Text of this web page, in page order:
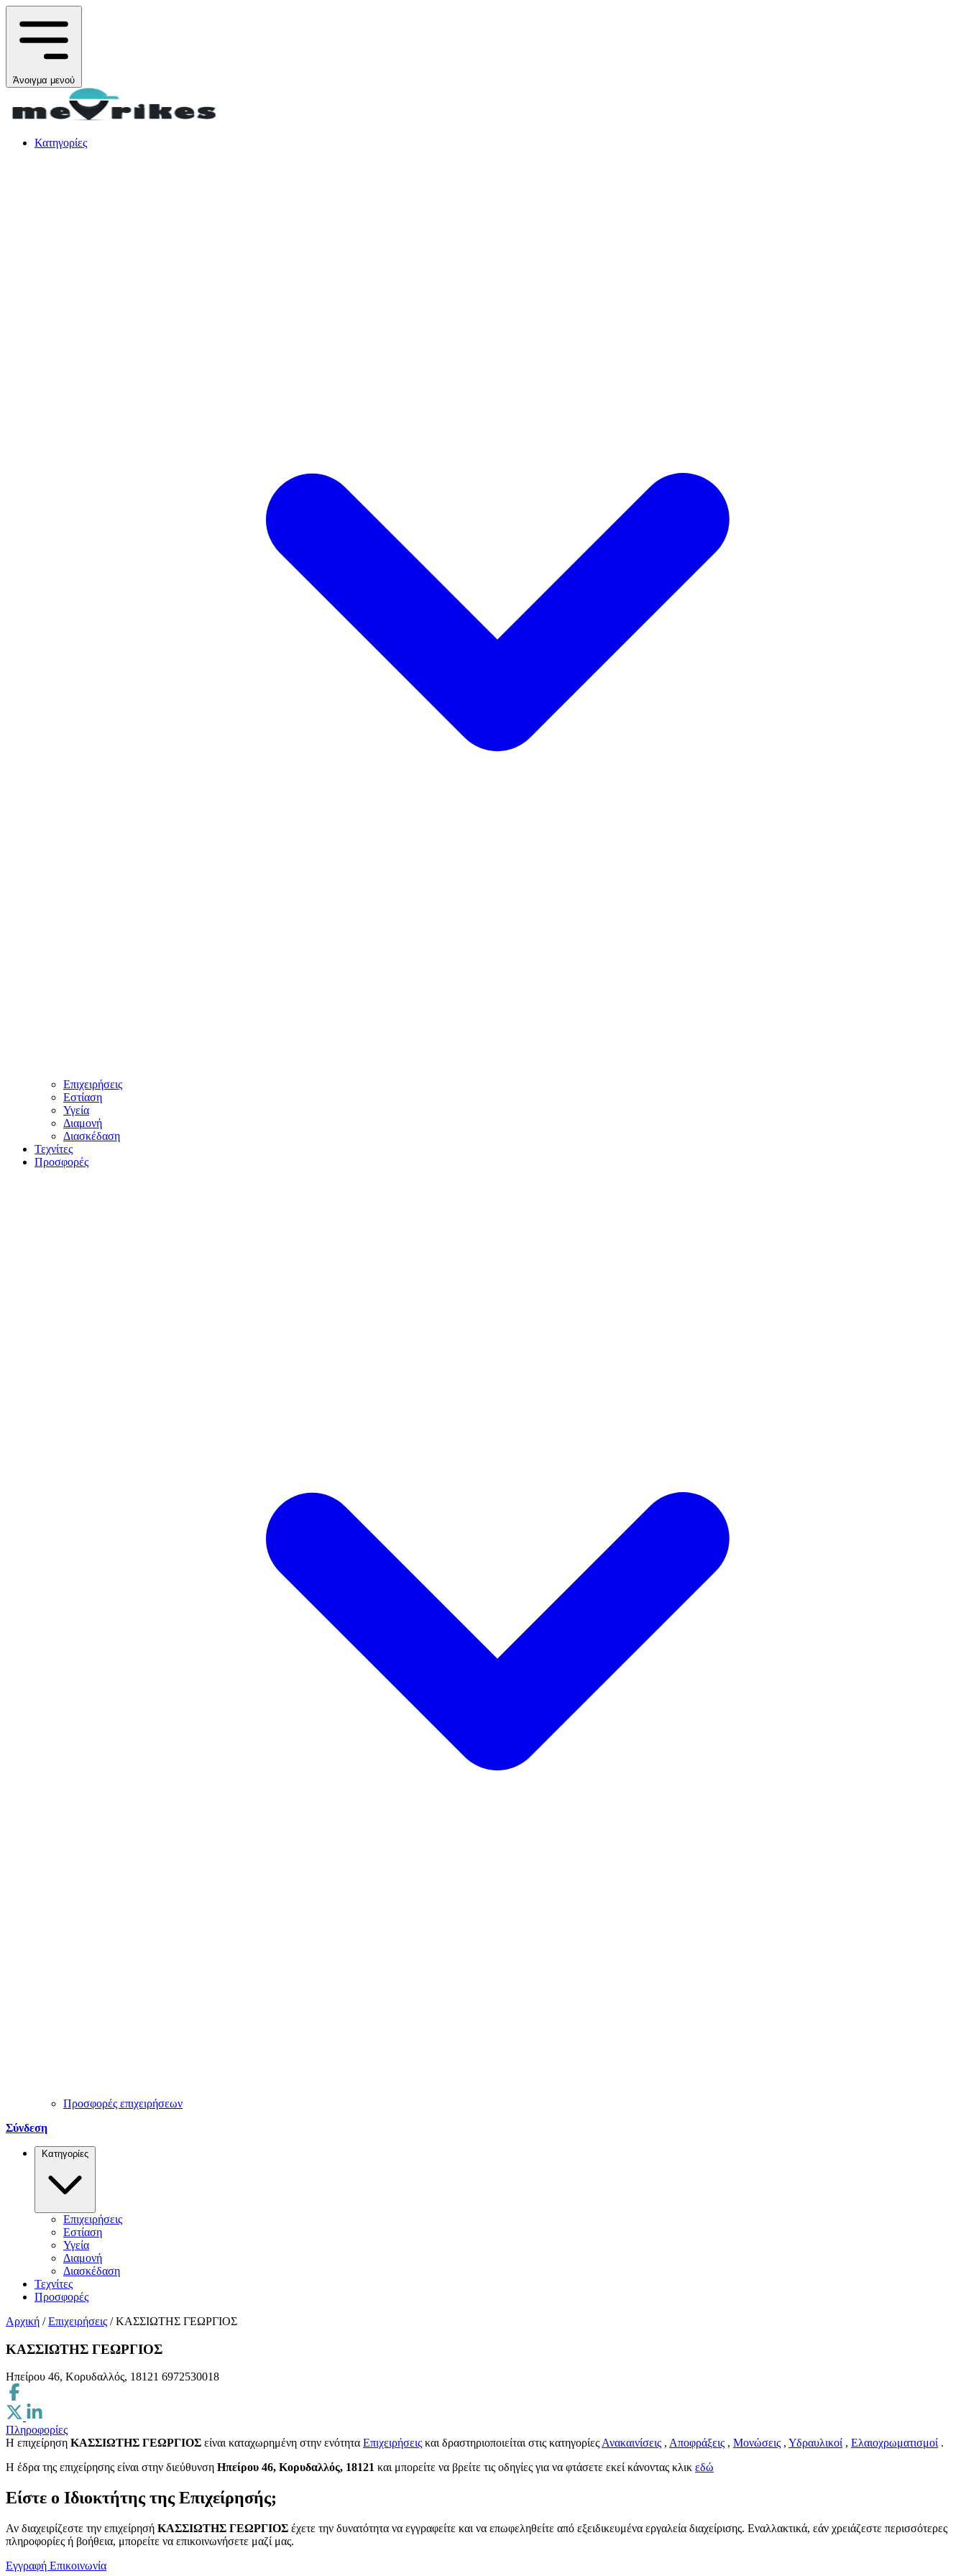
Άνοιγμα μενού
Κατηγορίες
Επιχειρήσεις
Εστίαση
Υγεία
Διαμονή
Διασκέδαση
Τεχνίτες
Προσφορές
Προσφορές επιχειρήσεων
Σύνδεση
Κατηγορίες
Επιχειρήσεις
Εστίαση
Υγεία
Διαμονή
Διασκέδαση
Τεχνίτες
Προσφορές
Αρχική / Επιχειρήσεις / ΚΑΣΣΙΩΤΗΣ ΓΕΩΡΓΙΟΣ
ΚΑΣΣΙΩΤΗΣ ΓΕΩΡΓΙΟΣ
Ηπείρου 46, Κορυδαλλός, 18121 6972530018
Πληροφορίες
Η επιχείρηση ΚΑΣΣΙΩΤΗΣ ΓΕΩΡΓΙΟΣ είναι καταχωρημένη στην ενότητα Επιχειρήσεις και δραστηριοποιείται στις κατηγορίεςΑνακαινίσεις , Αποφράξεις , Μονώσεις , Υδραυλικοί , Ελαιοχρωματισμοί .
H έδρα της επιχείρησης είναι στην διεύθυνση Ηπείρου 46, Κορυδαλλός, 18121 και μπορείτε να βρείτε τις οδηγίες για να φτάσετε εκεί κάνοντας κλικ εδώ
Είστε ο Ιδιοκτήτης της Επιχείρησής;
Αν διαχειρίζεστε την επιχείρησή ΚΑΣΣΙΩΤΗΣ ΓΕΩΡΓΙΟΣ έχετε την δυνατότητα να εγγραφείτε και να επωφεληθείτε από εξειδικευμένα εργαλεία διαχείρισης. Εναλλακτικά, εάν χρειάζεστε περισσότερες
πληροφορίες ή βοήθεια, μπορείτε να επικοινωνήσετε μαζί μας.
Εγγραφή Επικοινωνία